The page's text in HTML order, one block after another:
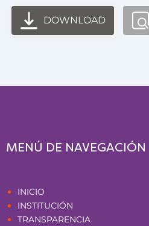
DOWNLOAD
MENÚ DE NAVEGACIÓN
INICIO
INSTITUCIÓN
TRANSPARENCIA